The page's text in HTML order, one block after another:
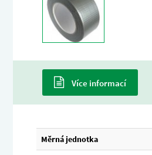
Více informací
Měrná jednotka